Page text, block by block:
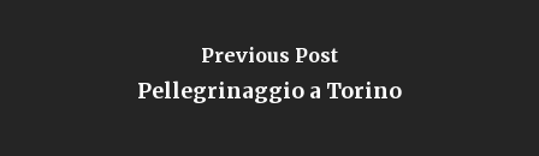
Previous Post
Pellegrinaggio a Torino